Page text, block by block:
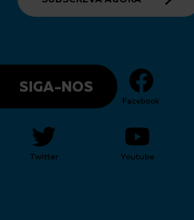
SIGA-NOS
Facebook
Twitter Youtube